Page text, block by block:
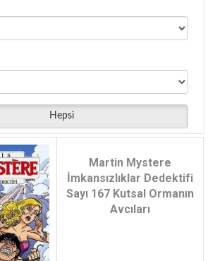
Hepsi
Martin Mystere
İmkansızlıklar Dedektifi
Sayı 167 Kutsal Ormanın
Avcıları